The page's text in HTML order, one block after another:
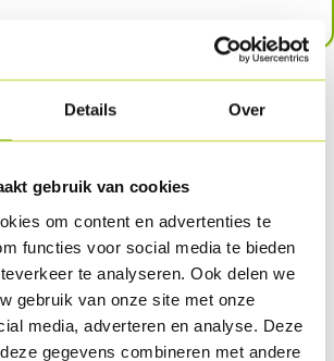
Details Over
gebruik van cookies
om content en advertenties te
functies voor social media te bieden
te analyseren. Ook delen we
gebruik van onze site met onze
media, adverteren en analyse. Deze
gegevens combineren met andere
petit poulet a day
the doctor away!”